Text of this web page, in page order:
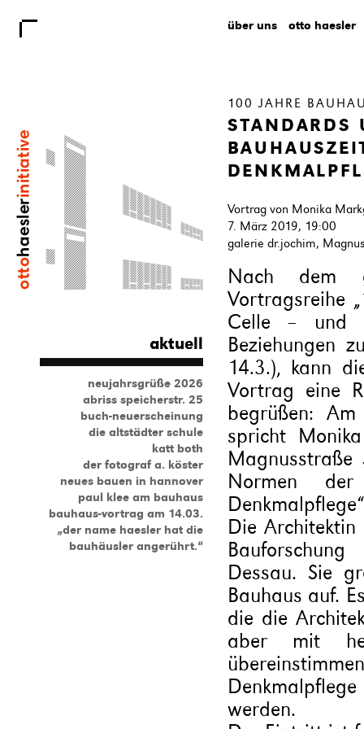
aktuell
neujahrsgrüße 2026
abriss speicherstr. 25
buch-neuerscheinung
die altstädter schule
katt both
der fotograf a. köster
neues bauen in hannover
paul klee am bauhaus
bauhaus-vortrag am 14.03.
„der name haesler hat die
bauhäusler angerührt.“
über uns otto haesler
100 JAHRE
STANDARDS
Vortrag von Monika
7. März 2019, 19:00
galerie dr.jochim,
Nach dem
Vortragsreihe
Celle – und
Beziehungen
14.3.), kann
Vortrag eine
begrüßen:
spricht
Normen
Die
Dessau. Sie
Bauhaus auf.
die die
aber mit
werden.